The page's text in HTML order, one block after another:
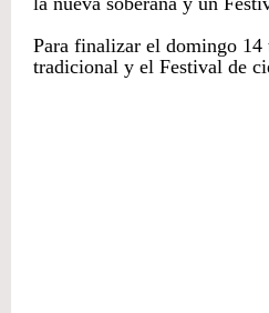
Para finalizar el domingo 14
tradicional y el Festival de